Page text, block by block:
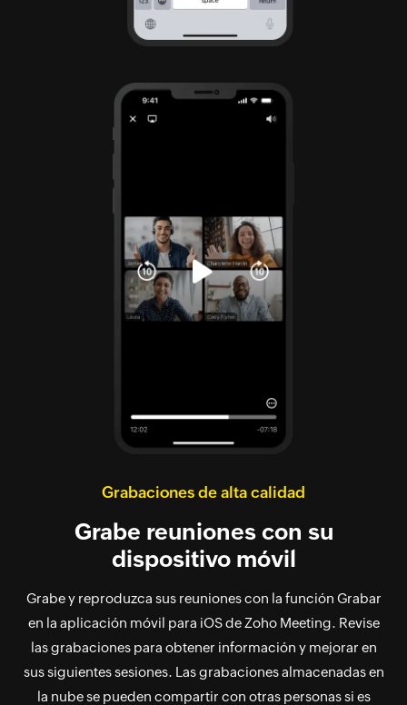
Grabaciones de alta calidad
Grabe reuniones con su
dispositivo móvil
Grabe y reproduzca sus reuniones con la función Grabar
en la aplicación móvil para iOS de Zoho Meeting. Revise
las grabaciones para obtener información y mejorar en
sus siguientes sesiones. Las grabaciones almacenadas en
la nube se pueden compartir con otras personas si es